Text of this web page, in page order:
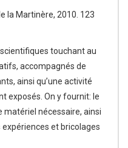
la Martinère, 2010. 123
touchant au
accompagnés de
ainsi qu’une activité
exposés. On y fournit: le
matériel nécessaire, ainsi
et bricolages